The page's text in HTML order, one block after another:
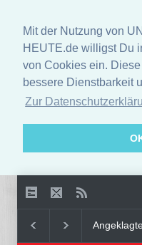
Mit der Nutzung von
HEUTE.de willigst Du
von Cookies ein.
bessere Dienstbarkeit
Zur